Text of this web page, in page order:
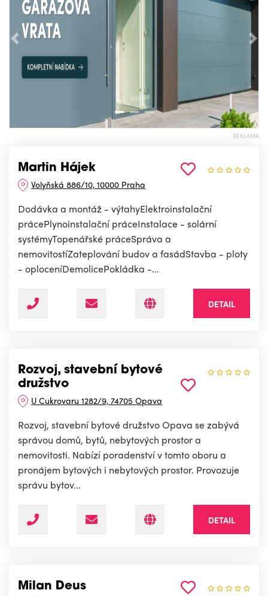
Předchozí
REKLAMA
Martin Hájek
Volyňská 886/10, 10000 Praha
Dodávka a montáž - výtahyElektroinstalační
prácePlynoinstalační práceInstalace - solární
systémyTopenářské práceSpráva a
nemovitostíZateplování budov a fasádStavba - ploty
- oploceníDemolicePokládka -...
DETAIL
Rozvoj, stavební bytové
družstvo
U Cukrovaru 1282/9, 74705 Opava
Rozvoj, stavební bytové družstvo Opava se zabývá
správou domů, bytů, nebytových prostor a
nemovitosti. Nabízí poradenství v tomto oboru a
pronájem bytových i nebytových prostor. Provozuje
správu bytov...
DETAIL
Milan Deus